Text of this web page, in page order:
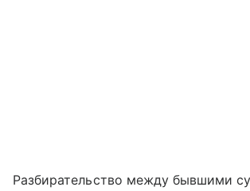
Разбирательство между бывшими